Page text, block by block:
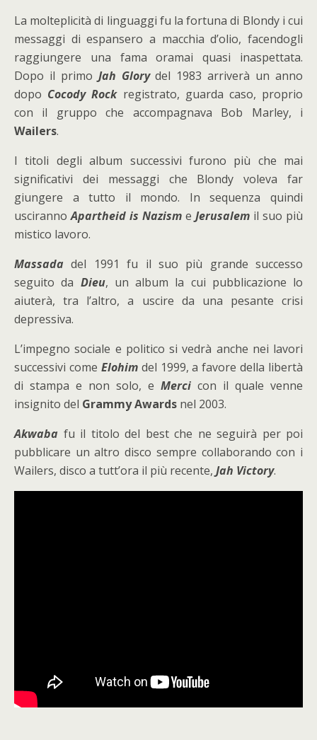
La molteplicità di linguaggi fu la fortuna di Blondy i cui
messaggi di espansero a macchia d’olio, facendogli
raggiungere una fama oramai quasi inaspettata.
Dopo il primo Jah Glorydel 1983 arriverà un anno
dopo Cocody Rockregistrato, guarda caso, proprio
con il gruppo che accompagnava Bob Marley, i
Wailers.
I titoli degli album successivi furono più che mai
significativi dei messaggi che Blondy voleva far
giungere a tutto il mondo. In sequenza quindi
uscirannoApartheid is Nazism e Jerusalem il suo più
mistico lavoro.
Massada del 1991 fu il suo più grande successo
seguito da Dieu, un album la cui pubblicazione lo
aiuterà, tra l’altro, a uscire da una pesante crisi
depressiva.
L’impegno sociale e politico si vedrà anche nei lavori
successivi come Elohim del 1999, a favore della libertà
di stampa e non solo, e Merci con il quale venne
insignito del Grammy Awards nel 2003.
Akwaba fu il titolo del best che ne seguirà per poi
pubblicare un altro disco sempre collaborando con i
Wailers, disco a tutt’ora il più recente, Jah Victory.